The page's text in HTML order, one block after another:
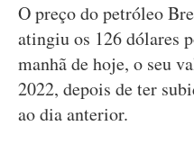
O preço do petróleo
atingiu os 126 dólares
manhã de hoje, o seu
2022, depois de ter
ao dia anterior.